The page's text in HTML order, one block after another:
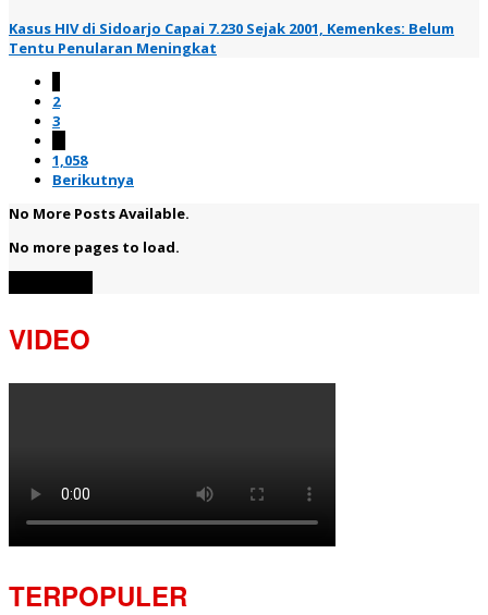
Kasus HIV di Sidoarjo Capai 7.230 Sejak 2001, Kemenkes: Belum
Tentu Penularan Meningkat
2
3
1,058
Berikutnya
No More Posts Available.
No more pages to load.
VIDEO
TERPOPULER